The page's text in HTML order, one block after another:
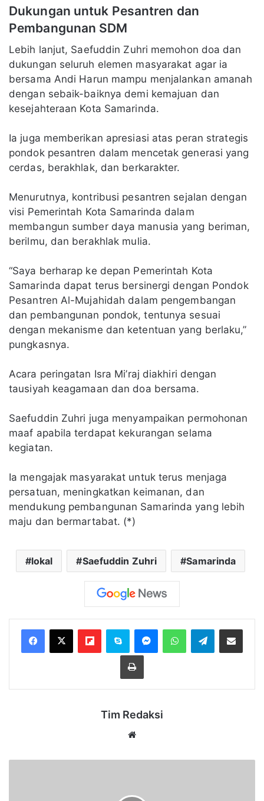
Dukungan untuk Pesantren dan
Pembangunan SDM
Lebih lanjut, Saefuddin Zuhri memohon doa dan
dukungan seluruh elemen masyarakat agar ia
bersama Andi Harun mampu menjalankan amanah
dengan sebaik-baiknya demi kemajuan dan
kesejahteraan Kota Samarinda.
Ia juga memberikan apresiasi atas peran strategis
pondok pesantren dalam mencetak generasi yang
cerdas, berakhlak, dan berkarakter.
Menurutnya, kontribusi pesantren sejalan dengan
visi Pemerintah Kota Samarinda dalam
membangun sumber daya manusia yang beriman,
berilmu, dan berakhlak mulia.
“Saya berharap ke depan Pemerintah Kota
Samarinda dapat terus bersinergi dengan Pondok
Pesantren Al-Mujahidah dalam pengembangan
dan pembangunan pondok, tentunya sesuai
dengan mekanisme dan ketentuan yang berlaku,”
pungkasnya.
Acara peringatan Isra Mi’raj diakhiri dengan
tausiyah keagamaan dan doa bersama.
Saefuddin Zuhri juga menyampaikan permohonan
maaf apabila terdapat kekurangan selama
kegiatan.
Ia mengajak masyarakat untuk terus menjaga
persatuan, meningkatkan keimanan, dan
mendukung pembangunan Samarinda yang lebih
maju dan bermartabat. (*)
lokal Saefuddin Zuhri Samarinda
FlipboardSkype MessengerWhatsAppTelegramBagikan melalui Email
Cetak
Tim Redaksi